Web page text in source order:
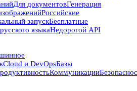
Для документовГенерация
Российские
запускБесплатные
языкаНедорогой API
Cloud и DevOpsБазы
Коммуникации